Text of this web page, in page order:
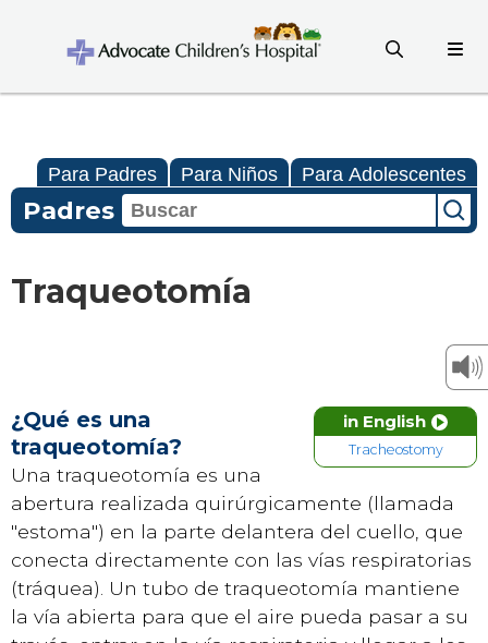
Para Padres Para Niños Para Adolescentes
Padres
Traqueotomía
in English
Tracheostomy
¿Qué es una
traqueotomía?
Una traqueotomía es una
abertura realizada quirúrgicamente (llamada
"estoma") en la parte delantera del cuello, que
conecta directamente con las vías respiratorias
(tráquea). Un tubo de traqueotomía mantiene
la vía abierta para que el aire pueda pasar a su